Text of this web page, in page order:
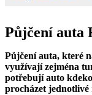
Půjčení auta
Půjčení auta, které
využívají zejména
potřebují auto
procházet